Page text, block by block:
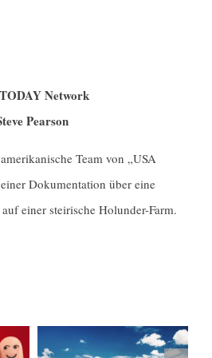
Network
Pearson
Team von „USA
Dokumentation über eine
einer steirische Holunder-Farm.
Das ZDF-